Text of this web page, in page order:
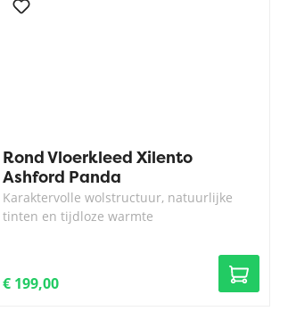
Rond Vloerkleed Xilento
Ashford Panda
Karaktervolle wolstructuur, natuurlijke
tinten en tijdloze warmte
€ 199,00